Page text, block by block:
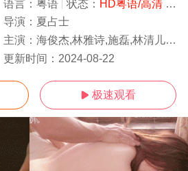
语言： 粤语 状态： HD粤语/高清- 免费在线观看
导演： 夏占士
主演： 海俊杰,林雅诗,施磊,林清儿,翁虹
更新时间： 2024-08-22
 极速观看